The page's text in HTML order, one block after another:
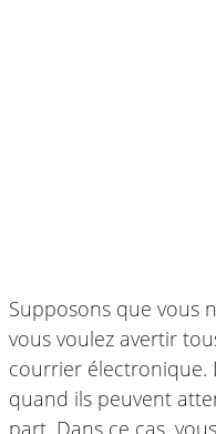
Supposons que vous
vous voulez avertir
courrier électronique.
quand ils peuvent